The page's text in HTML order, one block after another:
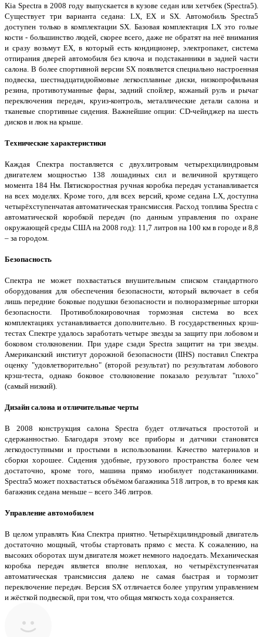
Kia Spectra в 2008 году выпускается в кузове седан или хетчбек (Spectra5).
Существует три варианта седана: LX, EX и SX. Автомобиль Spectra5
доступен только в комплектации SX. Базовая комплектация LX это голые
кости - большинство людей, скорее всего, даже не обратят на неё внимания
и сразу возьмут EX, в который есть кондиционер, электропакет, система
отпирания дверей автомобиля без ключа и подстаканники в задней части
салона. В более спортивной версии SX появляется специально настроенная
подвеска, шестнадцатидюймовые легкосплавные диски, низкопрофильная
резина, противотуманные фары, задний спойлер, кожаный руль и рычаг
переключения передач, круиз-контроль, металлические детали салона и
тканевые спортивные сидения. Важнейшие опции: CD-чейнджер на шесть
дисков и люк на крыше.
Технические характеристики
Каждая Спектра поставляется с двухлитровым четырехцилиндровым
двигателем мощностью 138 лошадиных сил и величиной крутящего
момента 184 Нм. Пятискоростная ручная коробка передач устанавливается
на всех моделях. Кроме того, для всех версий, кроме седана LX, доступна
четырёхступенчатая автоматическая трансмиссия. Расход топлива Spectra с
автоматической коробкой передач (по данным управления по охране
окружающей среды США на 2008 год): 11,7 литров на 100 км в городе и 8,8
– за городом.
Безопасность
Спектра не может похвастаться внушительным списком стандартного
оборудования для обеспечения безопасности, который включает в себя
лишь передние боковые подушки безопасности и полноразмерные шторки
безопасности. Противоблокировочная тормозная система во всех
комплектациях устанавливается дополнительно. В государственных крэш-
тестах Спектре удалось заработать четыре звезды за защиту при лобовом и
боковом столкновении. При ударе сзади Spectra защитит на три звезды.
Американский институт дорожной безопасности (IIHS) поставил Спектра
оценку "удовлетворительно" (второй результат) по результатам лобового
крэш-теста, однако боковое столкновение показало результат "плохо"
(самый низкий).
Дизайн салона и отличительные черты
В 2008 конструкция салона Spectra будет отличаться простотой и
сдержанностью. Благодаря этому все приборы и датчики становятся
легкодоступными и простыми в использовании. Качество материалов и
сборки хорошее. Сидения удобные, грузового пространства более чем
достаточно, кроме того, машина прямо изобилует подстаканниками.
Spectra5 может похвастаться объёмом багажника 518 литров, в то время как
багажник седана меньше – всего 346 литров.
Управление автомобилем
В целом управлять Киа Спектра приятно. Четырёхцилиндровый двигатель
достаточно мощный, чтобы стартовать прямо с места. К сожалению, на
высоких оборотах шум двигателя может немного надоедать. Механическая
коробка передач является вполне неплохая, но четырёхступенчатая
автоматическая трансмиссия далеко не самая быстрая и тормозит
переключение передач. Версия SX отличается более упругим управлением
и жёсткой подвеской, при том, что общая мягкость хода сохраняется.